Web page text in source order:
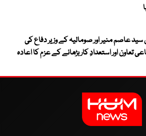
سید عاصم منیر اور صومالیہ کے وزیر دفاع کی
تعاون اور استعدادِ کار بڑھانے کے عزم کا اعادہ